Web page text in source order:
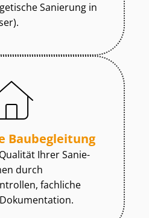
Sanierung in
Baubegleitung
Ihrer Sa­nie­
durch
fachliche